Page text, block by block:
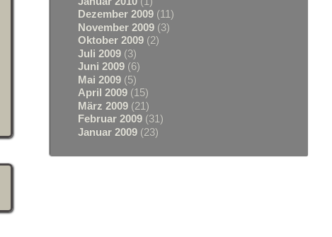
Dezember 2009 (11)
November 2009 (3)
Oktober 2009 (2)
Juli 2009 (3)
Juni 2009 (6)
Mai 2009 (5)
April 2009 (15)
März 2009 (21)
Februar 2009 (31)
Januar 2009 (23)